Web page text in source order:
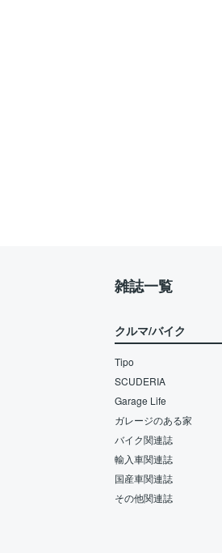
雑誌一覧
クルマ/バイク
Tipo
SCUDERIA
Garage Life
ガレージのある家
バイク関連誌
輸入車関連誌
国産車関連誌
その他関連誌